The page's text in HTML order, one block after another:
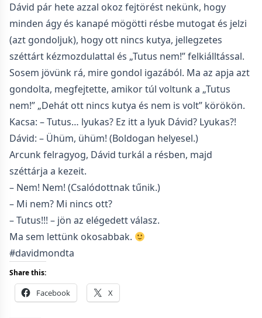
Dávid pár hete azzal okoz fejtörést nekünk, hogy
minden ágy és kanapé mögötti résbe mutogat és jelzi
(azt gondoljuk), hogy ott nincs kutya, jellegzetes
széttárt kézmozdulattal és „Tutus nem!” felkiálltással.
Sosem jövünk rá, mire gondol igazából. Ma az apja azt
gondolta, megfejtette, amikor túl voltunk a „Tutus
nem!” „Dehát ott nincs kutya és nem is volt” körökön.
Kacsa: – Tutus… lyukas? Ez itt a lyuk Dávid? Lyukas?!
Dávid: – Ühüm, ühüm! (Boldogan helyesel.)
Arcunk felragyog, Dávid turkál a résben, majd
széttárja a kezeit.
– Nem! Nem! (Csalódottnak tűnik.)
– Mi nem? Mi nincs ott?
– Tutus!!! – jön az elégedett válasz.
Ma sem lettünk okosabbak.
#davidmondta
Share this:
Facebook X